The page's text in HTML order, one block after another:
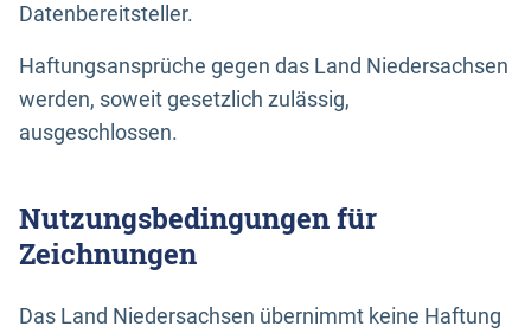
Datenbereitsteller.
Haftungsansprüche gegen das Land Niedersachsen
werden, soweit gesetzlich zulässig,
ausgeschlossen.
Nutzungsbedingungen für
Zeichnungen
Das Land Niedersachsen übernimmt keine Haftung